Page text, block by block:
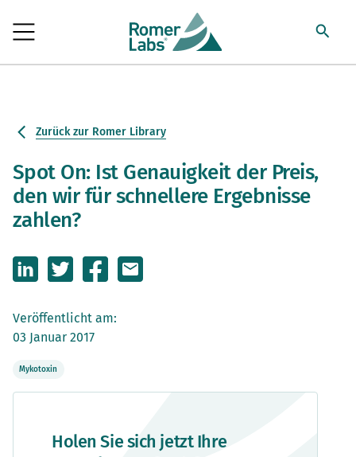
Zurück zur Romer Library
Spot On: Ist Genauigkeit der Preis,
den wir für schnellere Ergebnisse
zahlen?
Veröffentlicht am:
03 Januar 2017
Mykotoxin
Holen Sie sich jetzt Ihre